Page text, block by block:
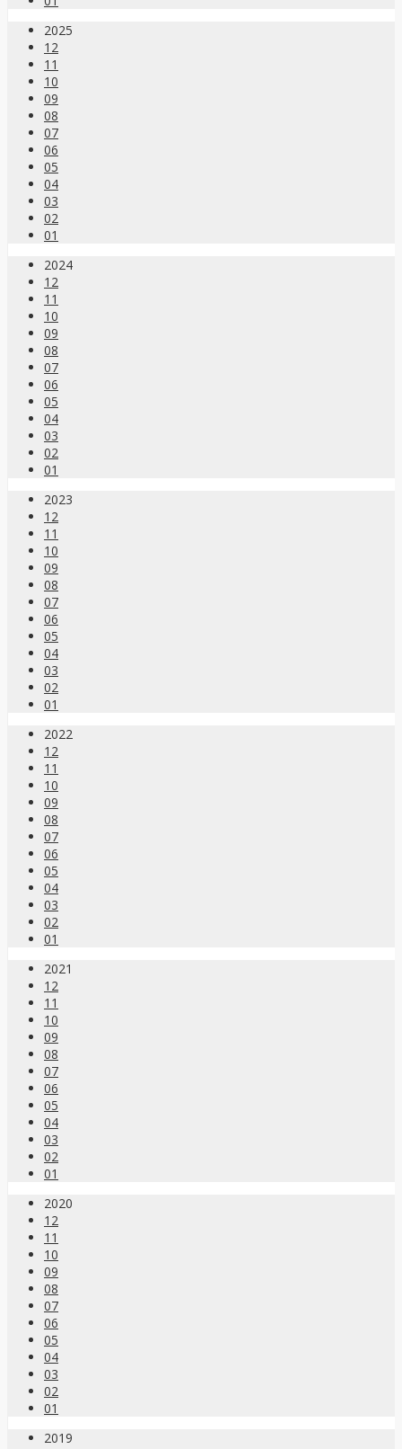
2025
12
11
10
09
08
07
06
05
04
03
02
01
2024
12
11
10
09
08
07
06
05
04
03
02
01
2023
12
11
10
09
08
07
06
05
04
03
02
01
2022
12
11
10
09
08
07
06
05
04
03
02
01
2021
12
11
10
09
08
07
06
05
04
03
02
01
2020
12
11
10
09
08
07
06
05
04
03
02
01
2019